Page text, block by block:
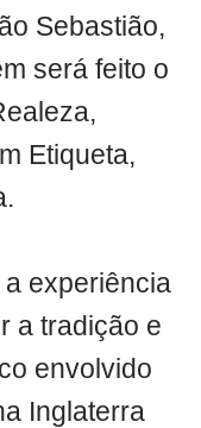
Sebastião,
será feito o
Etiqueta,
experiência
a tradição e
envolvido
Inglaterra